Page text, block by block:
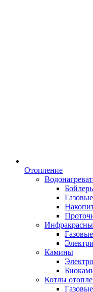
Отопление
Камины
Котлы